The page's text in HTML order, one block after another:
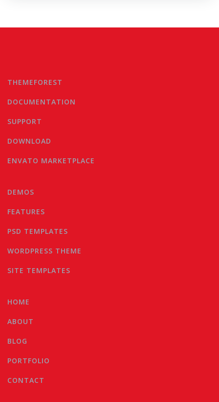
THEMEFOREST
DOCUMENTATION
SUPPORT
DOWNLOAD
ENVATO MARKETPLACE
DEMOS
FEATURES
PSD TEMPLATES
WORDPRESS THEME
SITE TEMPLATES
HOME
ABOUT
BLOG
PORTFOLIO
CONTACT